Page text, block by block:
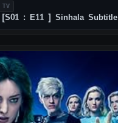
TV
[S01 : E11 ] Sinhala Subtitle